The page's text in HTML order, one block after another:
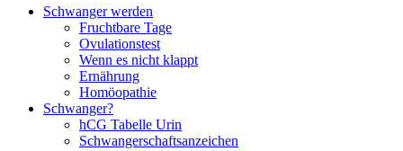
Schwanger werden
Fruchtbare Tage
Ovulationstest
Wenn es nicht klappt
Ernährung
Homöopathie
Schwanger?
hCG Tabelle Urin
Schwangerschaftsanzeichen